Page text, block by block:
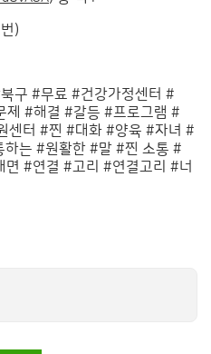
)
구 #무료 #건강가정센터 #
제 #해결 #갈등 #프로그램 #
센터 #찐 #대화 #양육 #자녀 #
는 #원활한 #말 #찐 소통 #
#연결 #고리 #연결고리 #너